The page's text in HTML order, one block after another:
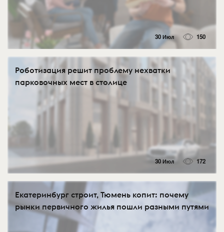
30 Июл 150
Роботизация решит проблему нехватки
парковочных мест в столице
30 Июл 172
Екатеринбург строит, Тюмень копит: почему
рынки первичного жилья пошли разными путями